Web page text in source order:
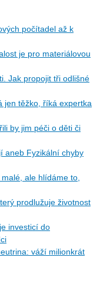
počítadel až k
je pro materiálovou
Jak propojit tři odlišné
jen těžko, říká expertka
by jim péči o děti či
aneb Fyzikální chyby
ale hlídáme to,
prodlužuje životnost
investicí do
váží milionkrát